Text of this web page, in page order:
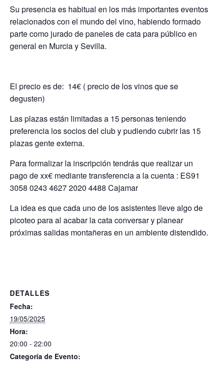
Su presencia es habitual en los más importantes eventos
relacionados con el mundo del vino, habiendo formado
parte como jurado de paneles de cata para público en
general en Murcia y Sevilla.
El precio es de: 14€ ( precio de los vinos que se
degusten)
Las plazas están limitadas a 15 personas teniendo
preferencia los socios del club y pudiendo cubrir las 15
plazas gente externa.
Para formalizar la inscripción tendrás que realizar un
pago de xx€ mediante transferencia a la cuenta : ES91
3058 0243 4627 2020 4488 Cajamar
La idea es que cada uno de los asistentes lleve algo de
picoteo para al acabar la cata conversar y planear
próximas salidas montañeras en un ambiente distendido.
DETALLES
Fecha:
19/05/2025
Hora:
20:00 - 22:00
Categoría de Evento: